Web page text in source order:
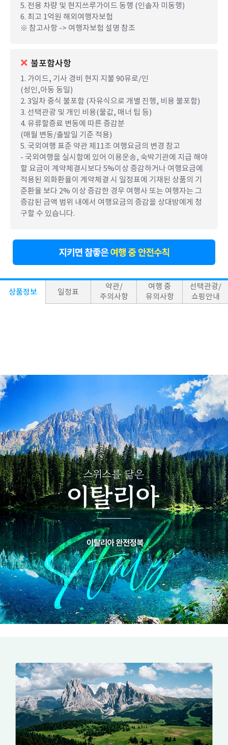
5. 전용 차량 및 현지쓰루가이드 동행 (인솔자 미동행)
6. 최고 1억원 해외여행자보험
※ 참고사항 -> 여행자보험 설명 참조
불포함사항
1. 가이드, 기사 경비 현지 지불 90유로/인
(성인,아동 동일)
2. 3일차 중식 불포함 (자유식으로 개별 진행, 비용 불포함)
3. 선택관광 및 개인 비용(물값, 매너 팁 등)
4. 유류할증료 변동에 따른 증감분
(매월 변동/출발일 기준 적용)
5. 국외여행 표준 약관 제11조 여행요금의 변경 참고
- 국외여행을 실시함에 있어 이용운송, 숙박기관에 지급 해야
할 요금이 계약체결시보다 5%이상 증감하거나 여행요금에
적용된 외화환율이 계약체결 시 일정표에 기재된 상품의 기
준환율 보다 2% 이상 증감한 경우 여행사 또는 여행자는 그
증감된 금액 범위 내에서 여행요금의 증감을 상대방에게 청
구할 수 있습니다.
상품정보 일정표
약관/
주의사항
여행 중
유의사항
선택관광/
쇼핑안내